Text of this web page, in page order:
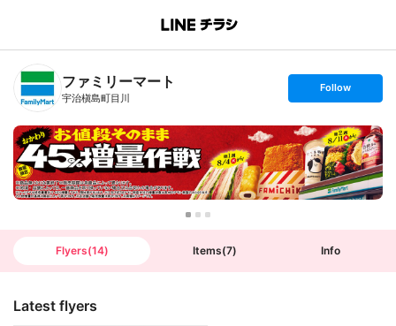
B
n
T
ファミリーマート
宇治槇島町目川
s
t
o
l
l
o
w
Follow
Flyers(14) Items(7) Info
Latest flyers